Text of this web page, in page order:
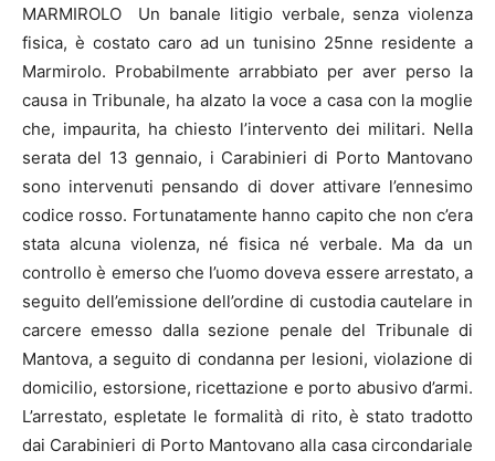
MARMIROLO Un banale litigio verbale, senza violenza
fisica, è costato caro ad un tunisino 25nne residente a
Marmirolo. Probabilmente arrabbiato per aver perso la
causa in Tribunale, ha alzato la voce a casa con la moglie
che, impaurita, ha chiesto l’intervento dei militari. Nella
serata del 13 gennaio, i Carabinieri di Porto Mantovano
sono intervenuti pensando di dover attivare l’ennesimo
codice rosso. Fortunatamente hanno capito che non c’era
stata alcuna violenza, né fisica né verbale. Ma da un
controllo è emerso che l’uomo doveva essere arrestato, a
seguito dell’emissione dell’ordine di custodia cautelare in
carcere emesso dalla sezione penale del Tribunale di
Mantova, a seguito di condanna per lesioni, violazione di
domicilio, estorsione, ricettazione e porto abusivo d’armi.
L’arrestato, espletate le formalità di rito, è stato tradotto
dai Carabinieri di Porto Mantovano alla casa circondariale